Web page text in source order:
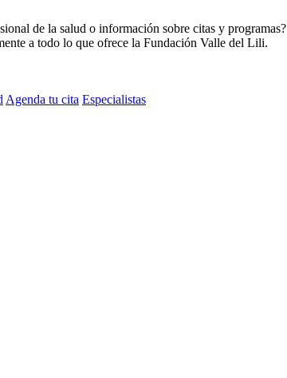
de la salud o información sobre citas y programas?
a todo lo que ofrece la Fundación Valle del Lili.
Agenda tu cita Especialistas